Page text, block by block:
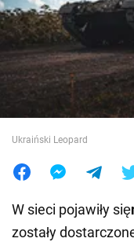
Wojna na Ukrainie
Świat
Jedzenie
Ukraiński Leopard
W sieci pojawiły się
zostały